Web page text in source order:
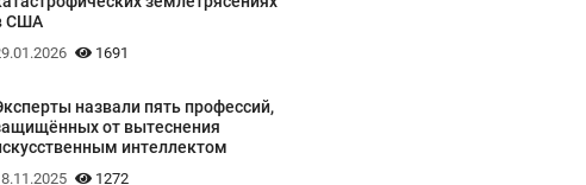
США
1691
назвали пять профессий,
от вытеснения
интеллектом
1272